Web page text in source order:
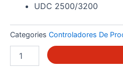
UDC 2500/3200
Categories Controladores De
501